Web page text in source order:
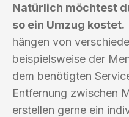
Natürlich möchtest
so ein Umzug kostet.
hängen von
beispielsweise der
dem benötigten
Entfernung zwischen
erstellen gerne ein